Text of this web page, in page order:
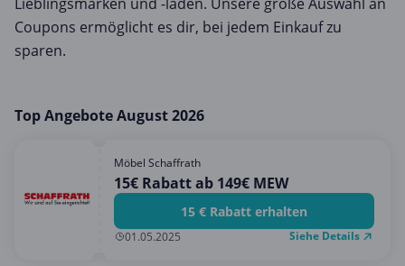
Coupons ermöglicht es dir, bei jedem Einkauf zu
sparen.
Top Angebote August 2026
Möbel Schaffrath
15€ Rabatt ab 149€ MEW
15 € Rabatt erhalten
01.05.2025 Siehe Details